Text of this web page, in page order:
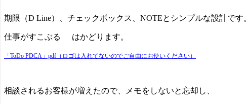
期限（D Line）、チェックボックス、NOTEとシンプルな設計です。
仕事がすこぶる はかどります。
「ToDo PDCA」pdf（ロゴは入れてないのでご自由にお使いください）
相談されるお客様が増えたので、メモをしないと忘却し、